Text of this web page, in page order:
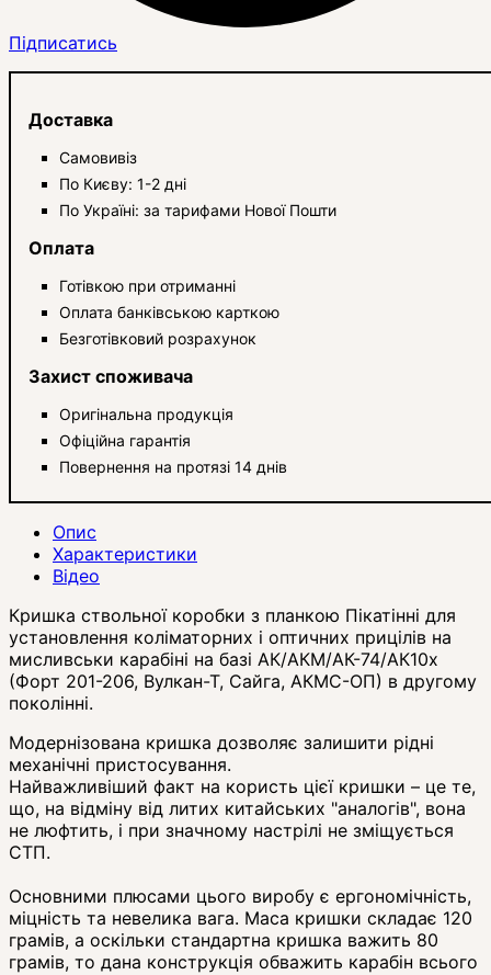
Підписатись
Доставка
Самовивіз
По Києву: 1-2 дні
По Україні: за тарифами Нової Пошти
Оплата
Готівкою при отриманні
Оплата банківською карткою
Безготівковий розрахунок
Захист споживача
Оригінальна продукція
Офіційна гарантія
Повернення на протязі 14 днів
Опис
Характеристики
Відео
Кришка ствольної коробки з планкою Пікатінні для
установлення коліматорних і оптичних прицілів на
мисливськи карабіні на базі АК/АКМ/АК-74/АК10х
(Форт 201-206, Вулкан-Т, Сайга, АКМС-ОП) в другому
поколінні.
Модернізована кришка дозволяє залишити рідні
механічні пристосування.
Найважливіший факт на користь цієї кришки – це те,
що, на відміну від литих китайських "аналогів", вона
не люфтить, і при значному настрілі не зміщується
СТП.
Основними плюсами цього виробу є ергономічність,
міцність та невелика вага. Маса кришки складає 120
грамів, а оскільки стандартна кришка важить 80
грамів, то дана конструкція обважить карабін всього